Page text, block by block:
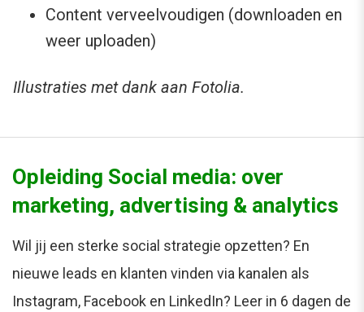
Content verveelvoudigen (downloaden en
weer uploaden)
Illustraties met dank aan Fotolia.
Opleiding Social media: over
marketing, advertising & analytics
Wil jij een sterke social strategie opzetten? En
nieuwe leads en klanten vinden via kanalen als
Instagram, Facebook en LinkedIn? Leer in 6 dagen de